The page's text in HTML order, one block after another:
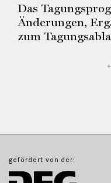
Das
Änderungen,
zum
gefördert von der: